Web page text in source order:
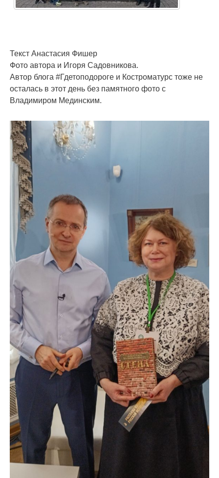
Текст Анастасия Фишер
Фото автора и Игоря Садовникова.
Автор блога #Гдетоподороге и Костроматурс тоже не
осталась в этот день без памятного фото с
Владимиром Мединским.